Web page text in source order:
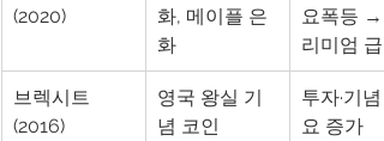
(2020)
화, 메이플 은
화
요폭등 →
리미엄 급
브렉시트
(2016)
영국 왕실 기
념 코인
투자·기념
요 증가